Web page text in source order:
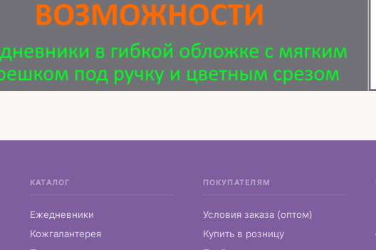
КАТАЛОГ
Ежедневники
Кожгалантерея
ПОКУПАТЕЛЯМ
Условия заказа (оптом)
Купить в розницу